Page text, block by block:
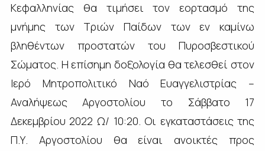
Κεφαλληνίας θα τιμήσει τον εορτασμό της
μνήμης των Τριών Παίδων των εν καμίνω
βληθέντων προστατών του Πυροσβεστικού
Σώματος. Η επίσημη δοξολογία θα τελεσθεί στον
Ιερό Μητροπολιτικό Ναό Ευαγγελιστρίας –
Αναλήψεως Αργοστολίου το Σάββατο 17
Δεκεμβρίου 2022 Ω/ 10:20. Οι εγκαταστάσεις της
Π.Υ. Αργοστολίου θα είναι ανοικτές προς